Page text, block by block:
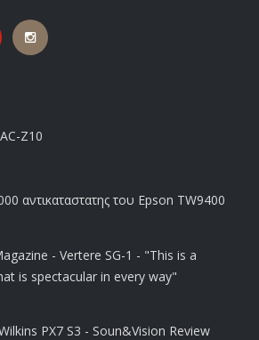
Z10
αντικαταστατης του Epson TW9400
- Vertere SG-1 - "This is a
is spectacular in every way"
PX7 S3 - Soun&Vision Review